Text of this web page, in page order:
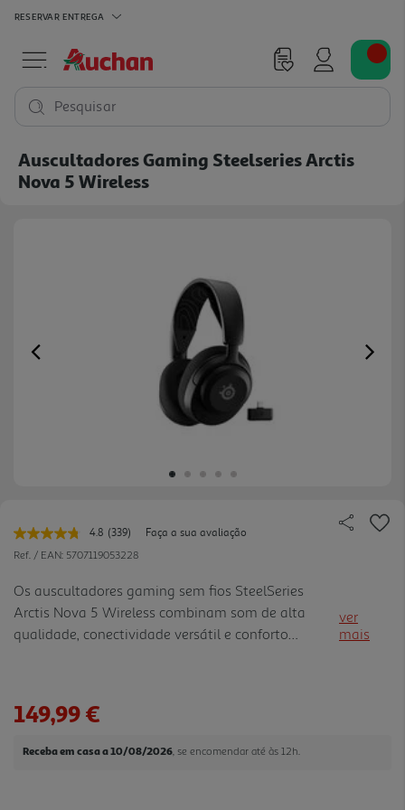
RESERVAR ENTREGA
Pesquisar
Auscultadores Gaming Steelseries Arctis
Nova 5 Wireless
Previous
4.8 Leu
339
para
a
mesma
página.
(339)
Faça a sua avaliação
Ref. / EAN: 5707119053228
Os auscultadores gaming sem fios SteelSeries
Arctis Nova 5 Wireless combinam som de alta
qualidade, conectividade versátil e conforto
agudos cristalinos, médios precisos e graves
ver
mais
149,99 €
Receba em casa a 10/08/2026 , se encomendar até às 12h.